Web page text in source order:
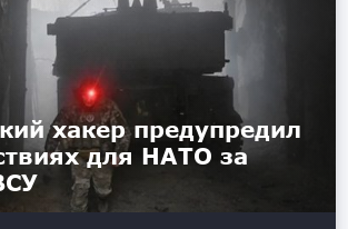
хакер предупредил
для НАТО за